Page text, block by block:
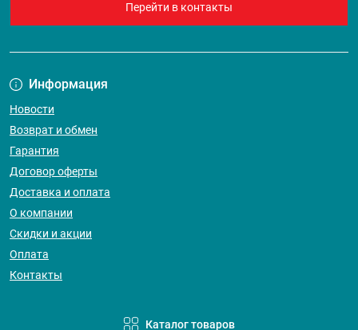
Перейти в контакты
Информация
Новости
Возврат и обмен
Гарантия
Договор оферты
Доставка и оплата
О компании
Скидки и акции
Оплата
Контакты
Каталог товаров